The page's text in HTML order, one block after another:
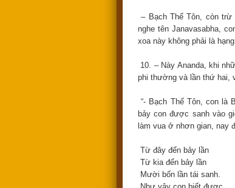
– Bạch Thế Tôn, còn
nghe tên Janavasabha,
xoa này không phải là
10. – Này Ananda, khi
phi thường và lần thứ hai,
“- Bạch Thế Tôn, con là
bảy con được sanh vào
làm vua ở nhơn gian, nay
Từ đây đến bảy lần
Từ kia đến bảy lần
Mười bốn lần tái sanh.